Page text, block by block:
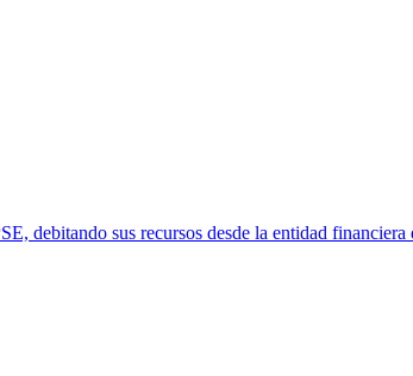
debitando sus recursos desde la entidad financiera